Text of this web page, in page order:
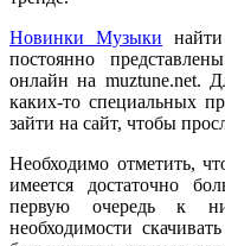
Новинки Музыки
постоянно
онлайн на muztune.net.
каких-то специальных
зайти на сайт, чтобы
Необходимо отметить,
имеется достаточно
первую очередь к
необходимости